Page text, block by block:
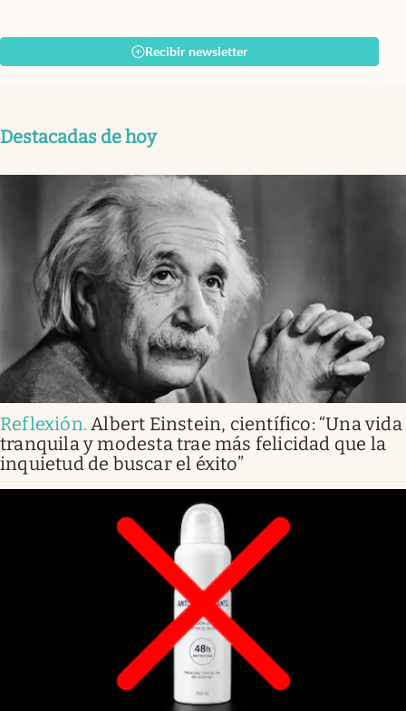
Recibir newsletter
Destacadas de hoy
Reflexión.Albert Einstein, científico: “Una vida
tranquila y modesta trae más felicidad que la
inquietud de buscar el éxito”